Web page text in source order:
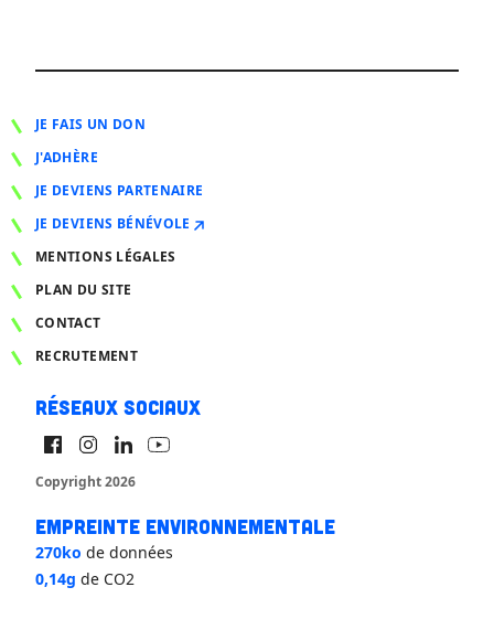
JE FAIS UN DON
J'ADHÈRE
JE DEVIENS PARTENAIRE
JE DEVIENS BÉNÉVOLE
MENTIONS LÉGALES
PLAN DU SITE
CONTACT
RECRUTEMENT
Réseaux sociaux
Copyright 2026
Empreinte environnementale
270ko de données
0,14g de CO2